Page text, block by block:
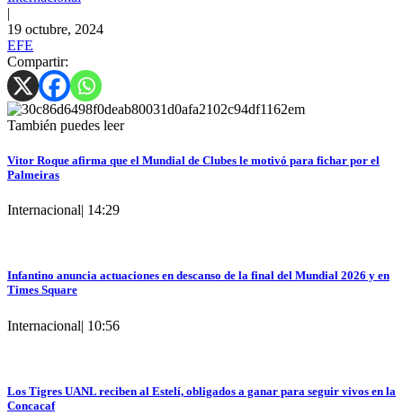
|
19 octubre, 2024
EFE
Compartir:
También puedes leer
Vitor Roque afirma que el Mundial de Clubes le motivó para fichar por el
Palmeiras
Internacional| 14:29
Infantino anuncia actuaciones en descanso de la final del Mundial 2026 y en
Times Square
Internacional| 10:56
Los Tigres UANL reciben al Estelí, obligados a ganar para seguir vivos en la
Concacaf